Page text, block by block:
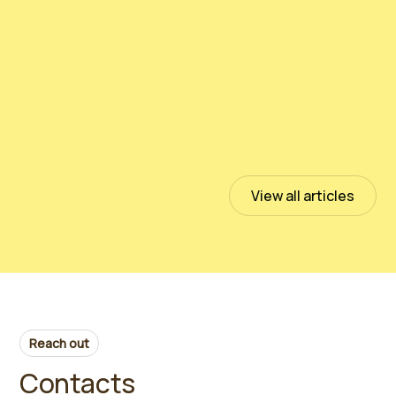
View all articles
Reach out
Contacts